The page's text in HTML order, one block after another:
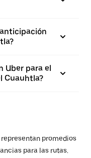
Uber para el
Cuauhtla?
promedios
para las rutas.